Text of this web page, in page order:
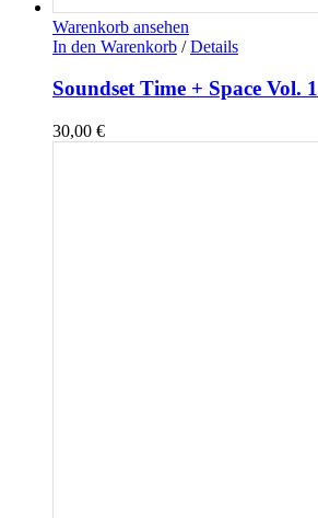
Warenkorb ansehen
In den Warenkorb / Details
Soundset Time + Space Vol. 1
30,00 €